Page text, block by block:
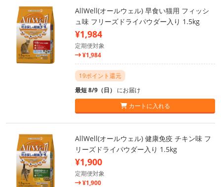
AllWell(オールウェル) 早食い猫用 フィッシ
ュ味 フリーズドライパウダー入り 1.5kg
¥1,984
定期便対象
¥1,984
19ポイント還元
最短 8/9（日） にお届け
カートに入れる
AllWell(オールウェル) 健康免疫 チキン味 フ
リーズドライパウダー入り 1.5kg
¥1,900
定期便対象
¥1,900